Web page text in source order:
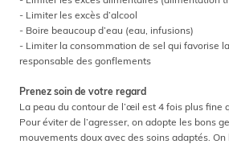
- Limiter les excès d’alcool
- Boire beaucoup d’eau (eau, infusions)
- Limiter la consommation de sel qui favorise
responsable des gonflements
Prenez soin de votre regard
La peau du contour de l’œil est 4 fois plus fine
Pour éviter de l’agresser, on adopte les bons
mouvements doux avec des soins adaptés.